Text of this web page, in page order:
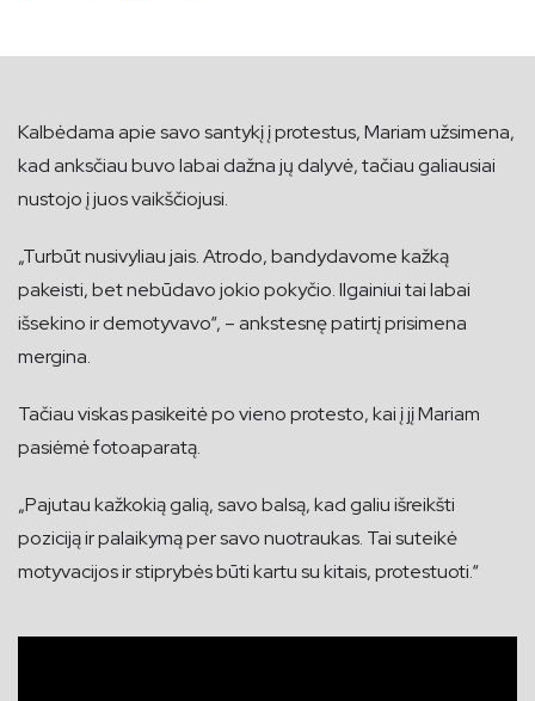
Kalbėdama apie savo santykį į protestus, Mariam užsimena,
kad anksčiau buvo labai dažna jų dalyvė, tačiau galiausiai
nustojo į juos vaikščiojusi.
„Turbūt nusivyliau jais. Atrodo, bandydavome kažką
pakeisti, bet nebūdavo jokio pokyčio. Ilgainiui tai labai
išsekino ir demotyvavo“, – ankstesnę patirtį prisimena
mergina.
Tačiau viskas pasikeitė po vieno protesto, kai į jį Mariam
pasiėmė fotoaparatą.
„Pajutau kažkokią galią, savo balsą, kad galiu išreikšti
poziciją ir palaikymą per savo nuotraukas. Tai suteikė
motyvacijos ir stiprybės būti kartu su kitais, protestuoti.“